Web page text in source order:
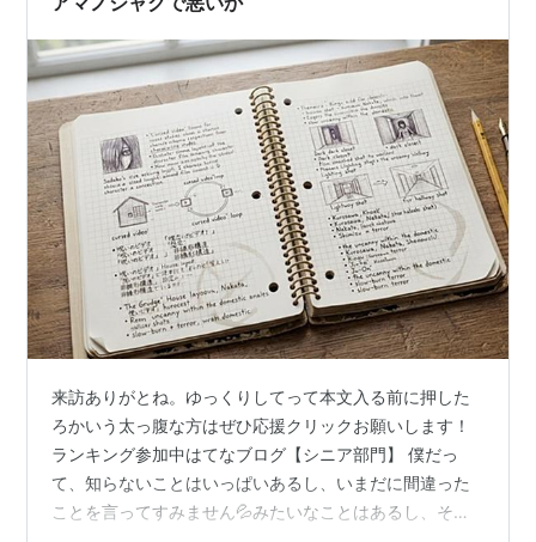
来訪ありがとね。ゆっくりしてって本文入る前に押した
ろかいう太っ腹な方はぜひ応援クリックお願いします！
ランキング参加中はてなブログ【シニア部門】 僕だっ
て、知らないことはいっぱいあるし、いまだに間違った
ことを言ってすみません💦みたいなことはあるし、そう